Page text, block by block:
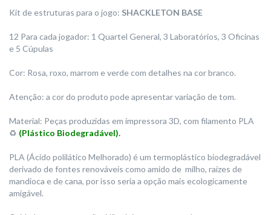
Kit de estruturas para o jogo: SHACKLETON BASE
12 Para cada jogador: 1 Quartel General, 3 Laboratórios, 3 Oficinas
e 5 Cúpulas
Cor: Rosa, roxo, marrom e verde com detalhes na cor branco.
Atenção: a cor do produto pode apresentar variação de tom.
Material: Peças produzidas em impressora 3D, com filamento PLA
♻️ (Plástico Biodegradável).
PLA (Ácido polilático Melhorado) é um termoplástico biodegradável
derivado de fontes renováveis como amido de milho, raízes de
mandioca e de cana, por isso seria a opção mais ecologicamente
amigável.